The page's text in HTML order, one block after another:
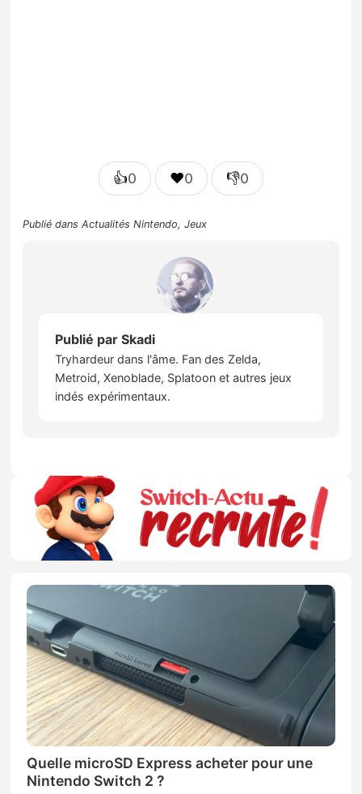
👍0 ❤️0 👎0
Publié dansActualités Nintendo,Jeux
Publié parSkadi
Tryhardeur dans l'âme. Fan des Zelda,
Metroid, Xenoblade, Splatoon et autres jeux
indés expérimentaux.
Quelle microSD Express acheter pour une
Nintendo Switch 2 ?